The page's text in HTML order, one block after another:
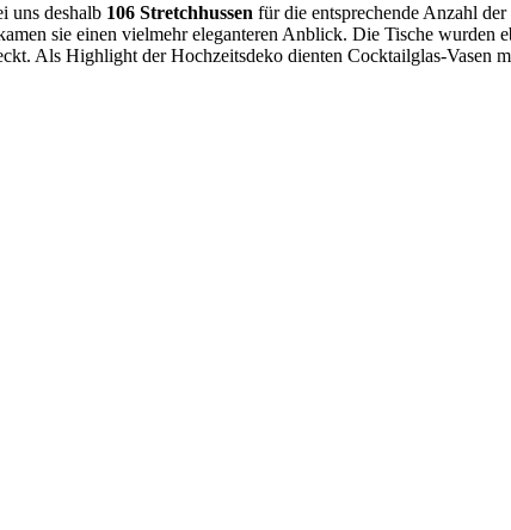
uns deshalb 106 Stretchhussen für die entsprechende Anzahl
sie einen vielmehr eleganteren Anblick. Die Tische
Als Highlight der Hochzeitsdeko dienten Cocktailglas-Vasen